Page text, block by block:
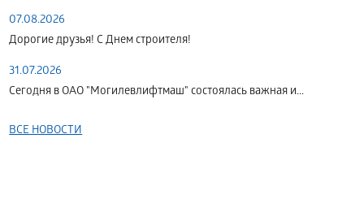
07.08.2026
Дорогие друзья! С Днем строителя!
31.07.2026
Сегодня в ОАО "Могилевлифтмаш" состоялась важная и...
ВСЕ НОВОСТИ